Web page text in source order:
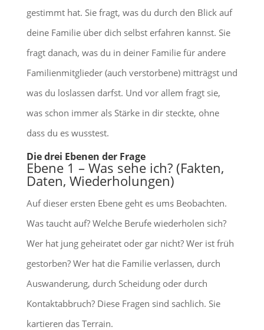
gestimmt hat. Sie fragt, was du durch den Blick auf
deine Familie über dich selbst erfahren kannst. Sie
fragt danach, was du in deiner Familie für andere
Familienmitglieder (auch verstorbene) mitträgst und
was du loslassen darfst. Und vor allem fragt sie,
was schon immer als Stärke in dir steckte, ohne
dass du es wusstest.
Die drei Ebenen der Frage
Ebene 1 – Was sehe ich? (Fakten,
Daten, Wiederholungen)
Auf dieser ersten Ebene geht es ums Beobachten.
Was taucht auf? Welche Berufe wiederholen sich?
Wer hat jung geheiratet oder gar nicht? Wer ist früh
gestorben? Wer hat die Familie verlassen, durch
Auswanderung, durch Scheidung oder durch
Kontaktabbruch? Diese Fragen sind sachlich. Sie
kartieren das Terrain.